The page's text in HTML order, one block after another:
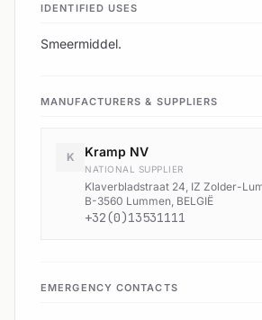
IDENTIFIED USES
Smeermiddel.
MANUFACTURERS & SUPPLIERS
K Kramp NV
NATIONAL SUPPLIER
Klaverbladstraat 24, IZ Zolder-
B-3560 Lummen, BELGIË
+32(0)13531111
EMERGENCY CONTACTS